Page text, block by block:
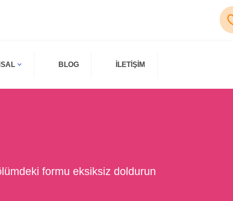
BLOG İLETİŞİM
formu eksiksiz doldurun